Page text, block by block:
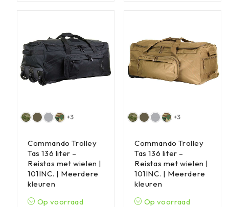
+3
Commando Trolley
Tas 136 liter –
Reistas met wielen |
101INC. | Meerdere
kleuren
Op voorraad
+3
Commando Trolley
Tas 136 liter –
Reistas met wielen |
101INC. | Meerdere
kleuren
Op voorraad